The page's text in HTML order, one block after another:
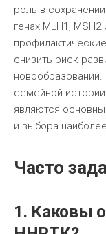
роль в
генах MLH1,
снизить риск
новообразований.
семейной
являются
и выбора
Часто
1. Каковы